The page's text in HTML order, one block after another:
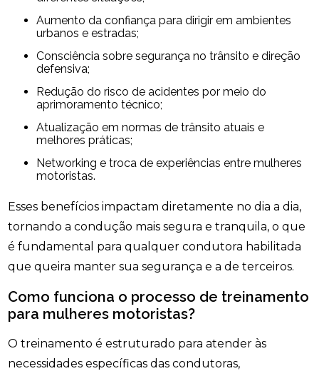
Aumento da confiança para dirigir em ambientes
urbanos e estradas;
Consciência sobre segurança no trânsito e direção
defensiva;
Redução do risco de acidentes por meio do
aprimoramento técnico;
Atualização em normas de trânsito atuais e
melhores práticas;
Networking e troca de experiências entre mulheres
motoristas.
Esses benefícios impactam diretamente no dia a dia,
tornando a condução mais segura e tranquila, o que
é fundamental para qualquer condutora habilitada
que queira manter sua segurança e a de terceiros.
Como funciona o processo de treinamento
para mulheres motoristas?
O treinamento é estruturado para atender às
necessidades específicas das condutoras,